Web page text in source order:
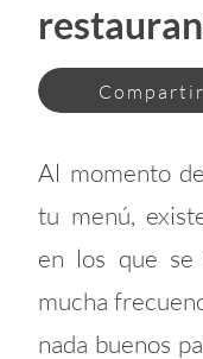
Compartir
Al momento
tu menú,
en los que
mucha
nada buenos